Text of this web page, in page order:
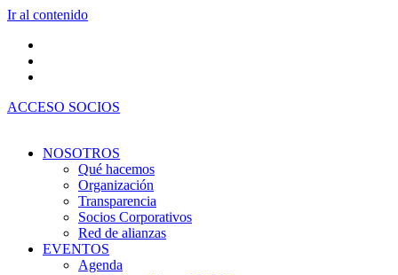
Ir al contenido
ACCESO SOCIOS
NOSOTROS
Qué hacemos
Organización
Transparencia
Socios Corporativos
Red de alianzas
EVENTOS
Agenda